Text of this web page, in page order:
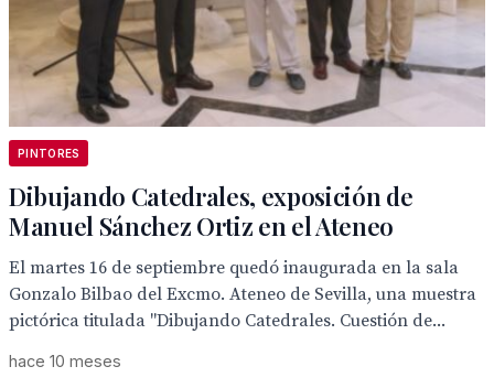
PINTORES
Dibujando Catedrales, exposición de
Manuel Sánchez Ortiz en el Ateneo
El martes 16 de septiembre quedó inaugurada en la sala
Gonzalo Bilbao del Excmo. Ateneo de Sevilla, una muestra
pictórica titulada "Dibujando Catedrales. Cuestión de...
hace 10 meses